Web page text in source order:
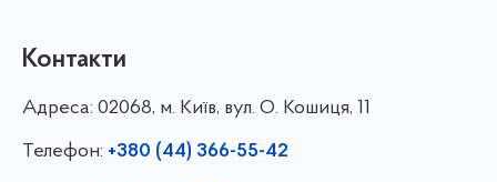
Контакти
Адреса: 02068, м. Київ, вул. О. Кошиця, 11
Телефон: +380 (44) 366-55-42